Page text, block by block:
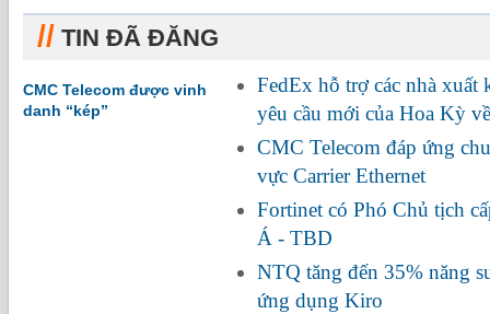
// TIN ĐÃ ĐĂNG
CMC Telecom được vinh
danh “kép”
FedEx hỗ trợ các nhà xuất
yêu cầu mới của Hoa Kỳ
CMC Telecom đáp ứng
vực Carrier Ethernet
Fortinet có Phó Chủ tịch
Á - TBD
NTQ tăng đến 35% năng
ứng dụng Kiro